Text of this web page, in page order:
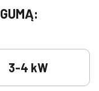
3-4 kW